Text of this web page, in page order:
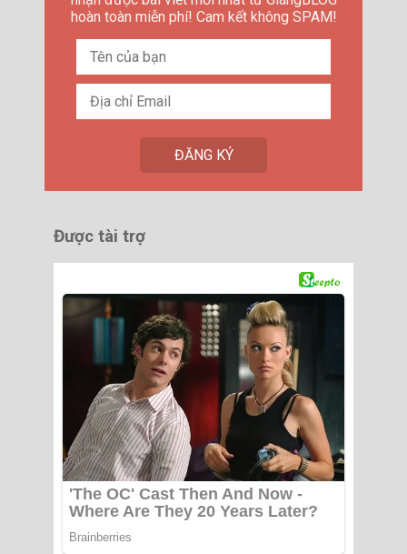
hoàn toàn miễn phí! Cam kết không SPAM!
Được tài trợ